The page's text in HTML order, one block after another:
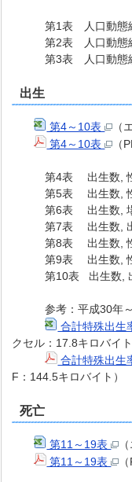
第1表 人口動態総
第2表 人口動態総
第3表 人口動態総
出生
第4～10表
（
第4～10表
（
第4表 出生数, 性
第5表 出生数, 性・
第6表 出生数, 場
第7表 出生数, 出生
第8表 出生数, 性
第9表 出生数, 性・
第10表 出生数, 出
参考：平成30年～
合計特殊出生
クセル：17.8キロバイト
合計特殊出生
F：144.5キロバイト）
死亡
第11～19表
第11～19表